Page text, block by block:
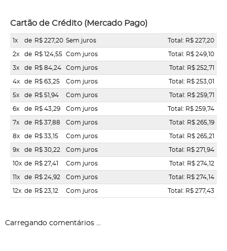
Cartão de Crédito (Mercado Pago)
1x de R$ 227,20 Sem juros Total: R$ 227,20
2x de R$ 124,55 Com juros Total: R$ 249,10
3x de R$ 84,24 Com juros Total: R$ 252,71
4x de R$ 63,25 Com juros Total: R$ 253,01
5x de R$ 51,94 Com juros Total: R$ 259,71
6x de R$ 43,29 Com juros Total: R$ 259,74
7x de R$ 37,88 Com juros Total: R$ 265,19
8x de R$ 33,15 Com juros Total: R$ 265,21
9x de R$ 30,22 Com juros Total: R$ 271,94
10x de R$ 27,41 Com juros Total: R$ 274,12
11x de R$ 24,92 Com juros Total: R$ 274,14
12x de R$ 23,12 Com juros Total: R$ 277,43
Carregando comentários ...